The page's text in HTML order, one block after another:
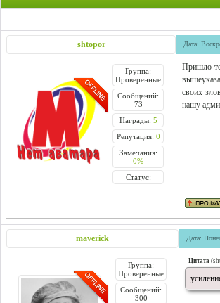
shtopor Дата:
Группа:
Проверенные
Сообщений:
73
Награды: 5
Репутация: 0
Замечания:
0%
Статус:
Пришло
своих
нашу
maverick Дата:
Группа:
Проверенные
Сообщений:
300
Цитата (